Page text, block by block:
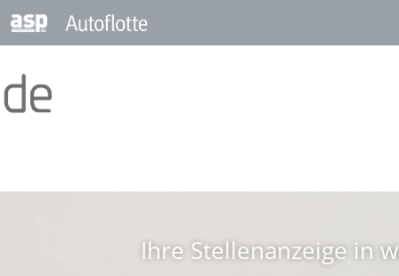
Ihre Stellenanzeige in